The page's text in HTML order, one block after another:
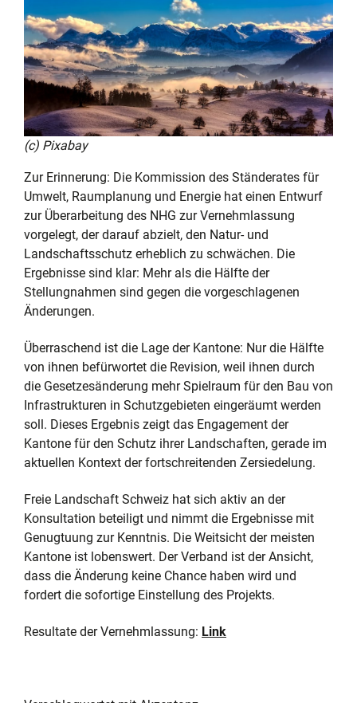
(c) Pixabay
Zur Erinnerung: Die Kommission des Ständerates für
Umwelt, Raumplanung und Energie hat einen Entwurf
zur Überarbeitung des NHG zur Vernehmlassung
vorgelegt, der darauf abzielt, den Natur- und
Landschaftsschutz erheblich zu schwächen. Die
Ergebnisse sind klar: Mehr als die Hälfte der
Stellungnahmen sind gegen die vorgeschlagenen
Änderungen.
Überraschend ist die Lage der Kantone: Nur die Hälfte
von ihnen befürwortet die Revision, weil ihnen durch
die Gesetzesänderung mehr Spielraum für den Bau von
Infrastrukturen in Schutzgebieten eingeräumt werden
soll. Dieses Ergebnis zeigt das Engagement der
Kantone für den Schutz ihrer Landschaften, gerade im
aktuellen Kontext der fortschreitenden Zersiedelung.
Freie Landschaft Schweiz hat sich aktiv an der
Konsultation beteiligt und nimmt die Ergebnisse mit
Genugtuung zur Kenntnis. Die Weitsicht der meisten
Kantone ist lobenswert. Der Verband ist der Ansicht,
dass die Änderung keine Chance haben wird und
fordert die sofortige Einstellung des Projekts.
Resultate der Vernehmlassung: Link